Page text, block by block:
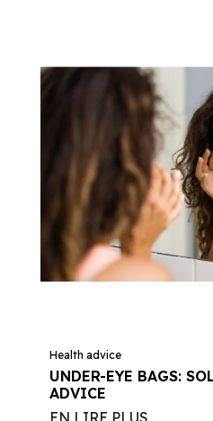
UNDER-EYE BAGS:
ADVICE
Health advice
EN LIRE PLUS